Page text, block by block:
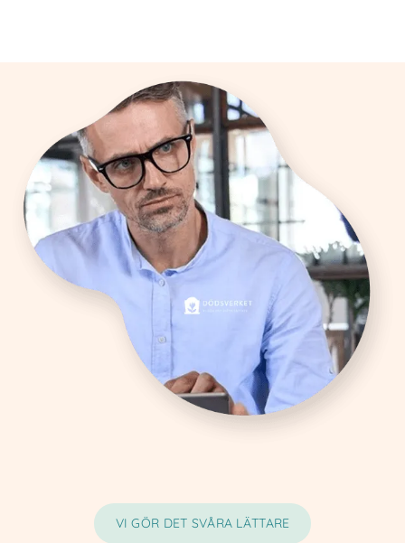
VI GÖR DET SVÅRA LÄTTARE